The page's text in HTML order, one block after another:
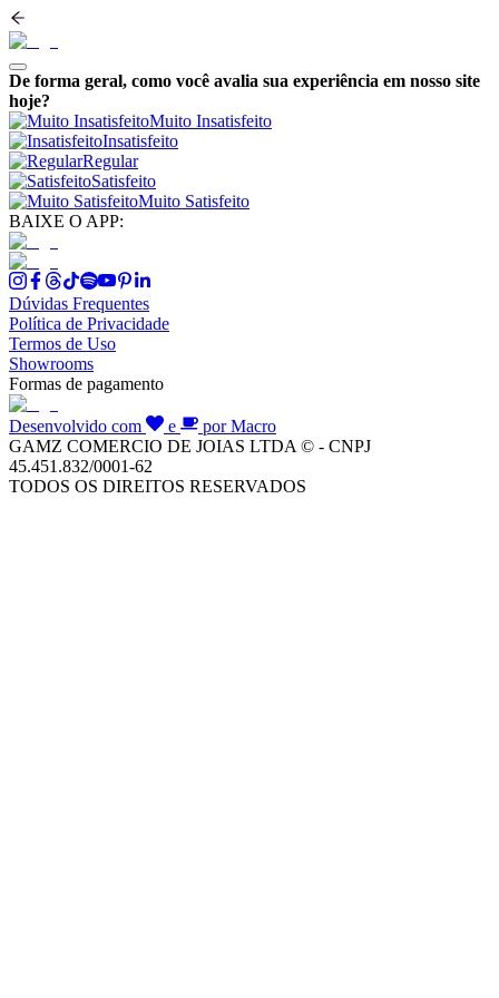
De forma geral, como você avalia sua experiência em nosso site
hoje?
Muito Insatisfeito
Insatisfeito
Regular
Satisfeito
Muito Satisfeito
BAIXE O APP:
Dúvidas Frequentes
Política de Privacidade
Termos de Uso
Showrooms
Formas de pagamento
Desenvolvido com e
por Macro
GAMZ COMERCIO DE JOIAS LTDA © - CNPJ
45.451.832/0001-62
TODOS OS DIREITOS RESERVADOS